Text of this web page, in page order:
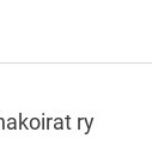
ry